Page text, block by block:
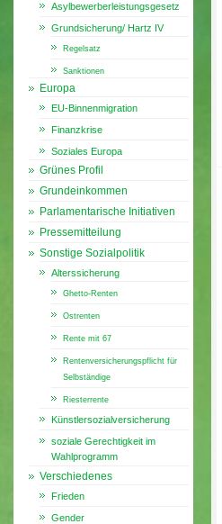
Asylbewerberleistungsgesetz
Grundsicherung/ Hartz IV
Regelsatz
Sanktionen
Europa
EU-Binnenmigration
Finanzkrise
Soziales Europa
Grünes Profil
Grundeinkommen
Parlamentarische Initiativen
Pressemitteilung
Sonstige Sozialpolitik
Alterssicherung
Ghetto-Renten
Ostrenten
Rente mit 67
Rentenversicherungspflicht für
Selbständige
Riesterrente
Künstlersozialversicherung
soziale Gerechtigkeit im
Wahlprogramm
Verschiedenes
Frieden
Gender